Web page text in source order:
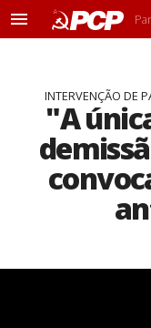
M
INTERVENÇÃO DE
"A